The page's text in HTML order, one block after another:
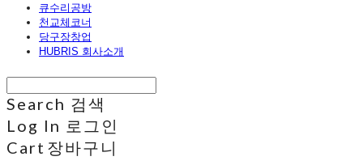
큐수리공방
천교체코너
당구장창업
HUBRIS 회사소개
Search 검색
Log In 로그인
Cart 장바구니